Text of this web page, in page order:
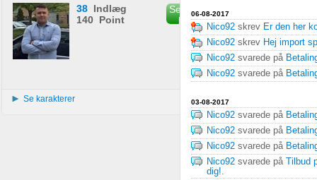
38 Indlæg
140 Point
Send privat
besked
Se karakterer
06-08-2017
Nico92 skrev Er den her
Nico92 skrev Hej import
Nico92 svarede på
Nico92 svarede på
03-08-2017
Nico92 svarede på
Nico92 svarede på
Nico92 svarede på
Nico92 svarede på
dig!.